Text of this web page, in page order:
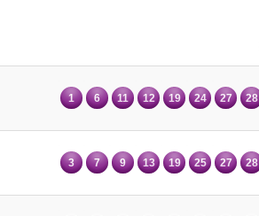
1 6 11 12 19 24 27 28
3 7 9 13 19 25 27 28